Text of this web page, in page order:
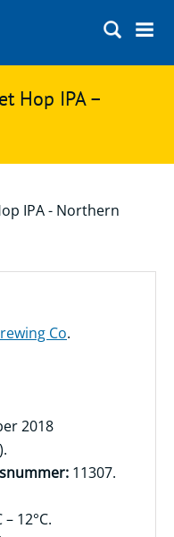
Hop IPA –
Co.
2018
11307.
– 12°C.